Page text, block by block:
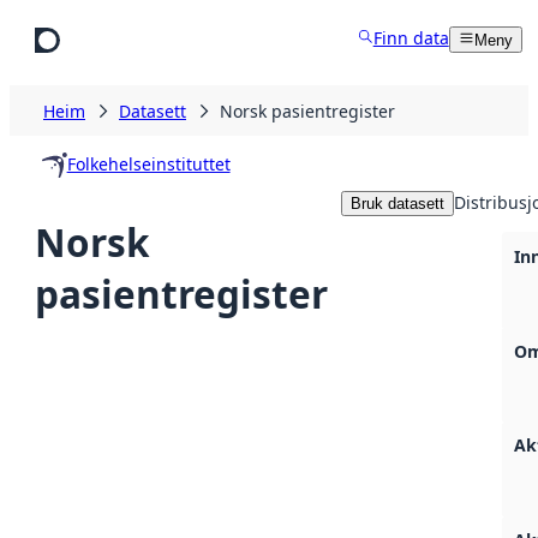
Finn data Meny
Heim Datasett Norsk pasientregister
Folkehelseinstituttet
Norsk
pasientregister
Bruk datasett